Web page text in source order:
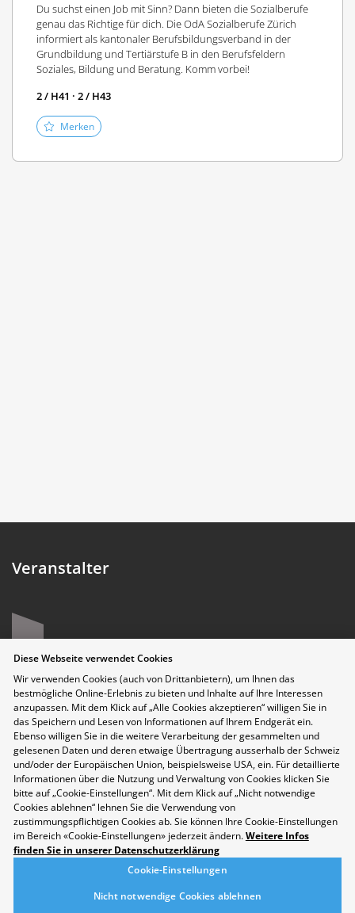
Du suchst einen Job mit Sinn? Dann bieten die Sozialberufe
genau das Richtige für dich. Die OdA Sozialberufe Zürich
informiert als kantonaler Berufsbildungsverband in der
Grundbildung und Tertiärstufe B in den Berufsfeldern
Soziales, Bildung und Beratung. Komm vorbei!
2 / H41 · 2 / H43
Merken
Veranstalter
Datenschutzerklärung
Disclaimer
Kontakt
Cookie-Einstellungen
Nachhaltigkeit
Berufsmesse Zürich
Diese Webseite verwendet Cookies
Wir verwenden Cookies (auch von Drittanbietern), um Ihnen das
bestmögliche Online-Erlebnis zu bieten und Inhalte auf Ihre Interessen
anzupassen. Mit dem Klick auf „Alle Cookies akzeptieren“ willigen Sie in
das Speichern und Lesen von Informationen auf Ihrem Endgerät ein.
Ebenso willigen Sie in die weitere Verarbeitung der gesammelten und
gelesenen Daten und deren etwaige Übertragung ausserhalb der Schweiz
und/oder der Europäischen Union, beispielsweise USA, ein. Für detaillierte
Informationen über die Nutzung und Verwaltung von Cookies klicken Sie
bitte auf „Cookie-Einstellungen“. Mit dem Klick auf „Nicht notwendige
Cookies ablehnen“ lehnen Sie die Verwendung von
zustimmungspflichtigen Cookies ab. Sie können Ihre Cookie-Einstellungen
im Bereich «Cookie-Einstellungen» jederzeit ändern.Weitere Infos
finden Sie in unserer Datenschutzerklärung
Cookie-Einstellungen
Nicht notwendige Cookies ablehnen